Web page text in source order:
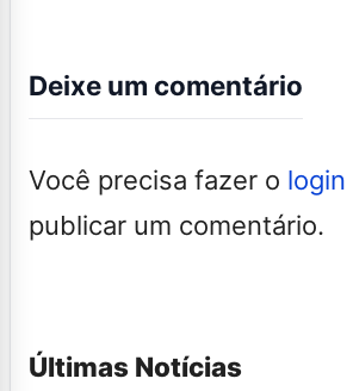
Deixe um comentário
Você precisa fazer o login
publicar um comentário.
Últimas Notícias